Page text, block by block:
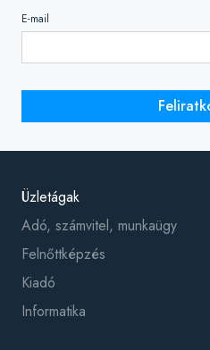
E-mail
Üzletágak
Adó, számvitel, munkaügy
Felnőttképzés
Kiadó
Informatika